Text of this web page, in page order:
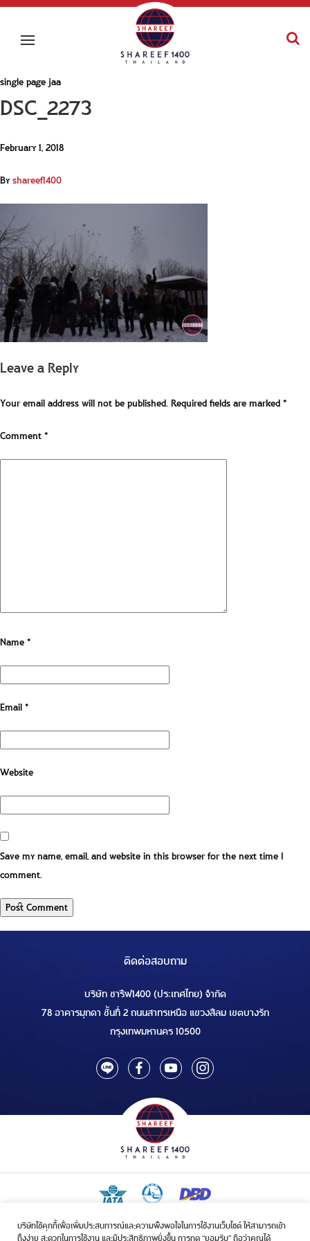
บริษัทใช้คุกกี้เพื่อเพิ่มประสบการณ์และความพึงพอใจในการใช้งานเว็บไซต์ ให้สามารถเข้า
ถึงง่าย สะดวกในการใช้งาน และมีประสิทธิภาพยิ่งขึ้น การกด “ยอมรับ” ถือว่าคุณได้
single page jaa
DSC_2273
February 1, 2018
Byshareef1400
Leave a Reply
Your email address will not be published.Required fields are marked*
Comment*
Name*
Email*
Website
Save my name, email, and website in this browser for the next time I
comment.
ติดต่อสอบถาม
บริษัท ชารีฟ1400 (ประเทศไทย) จำกัด
78 อาคารมุกดา ชั้นที่ 2 ถนนสาทรเหนือ แขวงสีลม เขตบางรัก
กรุงเทพมหานคร 10500
ใบอนุญาตเป็นผู้ประกอบกิจการรับจัดบริการขนส่งในกิจการฮัจย์เลขที่ 1/2568